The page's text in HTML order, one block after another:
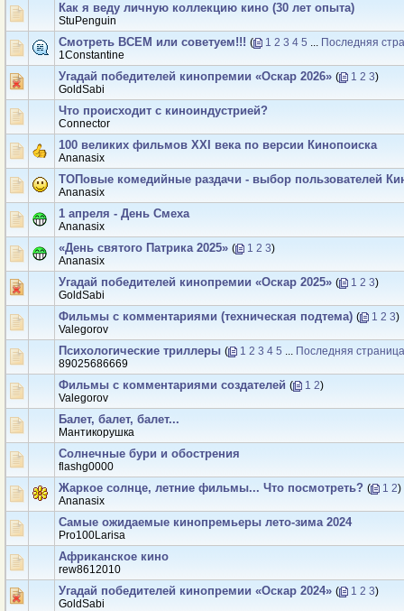
Как я веду личную коллекцию кино (30 лет опыта)
StuPenguin
Смотреть ВСЕМ или советуем!!! ( 1 2 3 4 5 ... Последняя
1Constantine
Угадай победителей кинопремии «Оскар 2026» ( 1 2 3)
GoldSabi
Что происходит с киноиндустрией?
Connector
100 великих фильмов XXI века по версии Кинопоиска
Ananasix
ТОПовые комедийные раздачи - выбор пользователей
Ananasix
1 апреля - День Смеха
Ananasix
«День святого Патрика 2025» ( 1 2 3)
Ananasix
Угадай победителей кинопремии «Оскар 2025» ( 1 2 3)
GoldSabi
Фильмы с комментариями (техническая подтема) ( 1 2 3)
Valegorov
Психологические триллеры ( 1 2 3 4 5 ... Последняя страница
89025686669
Фильмы с комментариями создателей ( 1 2)
Valegorov
Балет, балет, балет...
Мантикорушка
Солнечные бури и обострения
flashg0000
Жаркое солнце, летние фильмы... Что посмотреть? ( 1 2)
Ananasix
Самые ожидаемые кинопремьеры лето-зима 2024
Pro100Larisa
Африканское кино
rew8612010
Угадай победителей кинопремии «Оскар 2024» ( 1 2 3)
GoldSabi